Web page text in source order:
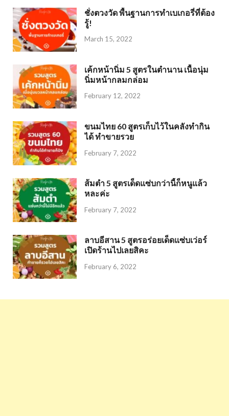
ชั่งตวงวัด พื้นฐานการทำเบเกอรี่ที่ต้อง
รู้!
March 15, 2022
เค้กหน้านิ่ม 5 สูตรในตำนาน เนื้อนุ่ม
นิ่มหน้ากลมกล่อม
February 12, 2022
ขนมไทย 60 สูตรเก็บไว้ในคลังทำกิน
ได้ ทำขายรวย
February 7, 2022
ส้มตำ 5 สูตรเด็ดแซ่บกว่านี้ก็หนูแล้ว
หละค่ะ
February 7, 2022
ลาบอีสาน 5 สูตรอร่อยเด็ดแซ่บเว่อร์
เปิดร้านไปเลยสิคะ
February 6, 2022